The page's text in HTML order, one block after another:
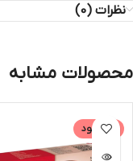
نظرات (0)
محصولات مشابه
ناموجود